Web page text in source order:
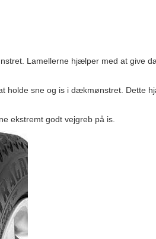
Lamellerne hjælper med at give
holde sne og is i dækmønstret. Dette
ekstremt godt vejgreb på is.